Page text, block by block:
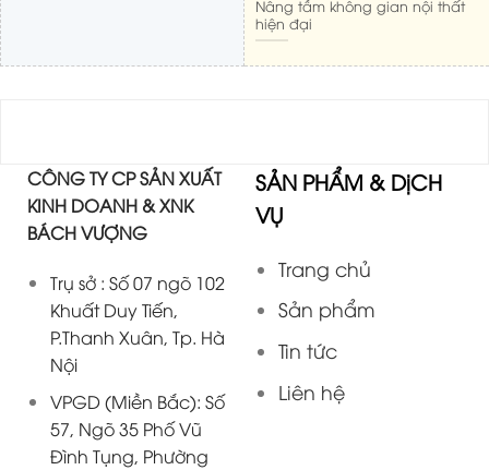
Nâng tầm không gian nội thất
hiện đại
CÔNG TY CP SẢN XUẤT
KINH DOANH & XNK
BÁCH VƯỢNG
Trụ sở : Số 07 ngõ 102
Khuất Duy Tiến,
P.Thanh Xuân, Tp. Hà
Nội
VPGD (Miền Bắc): Số
57, Ngõ 35 Phố Vũ
Đình Tụng, Phường
SẢN PHẨM & DịCH
VỤ
Trang chủ
Sản phẩm
Tin tức
Liên hệ